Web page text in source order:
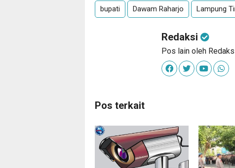
bupati Dawam Raharjo Lampung
Redaksi
Pos lain oleh
Pos terkait